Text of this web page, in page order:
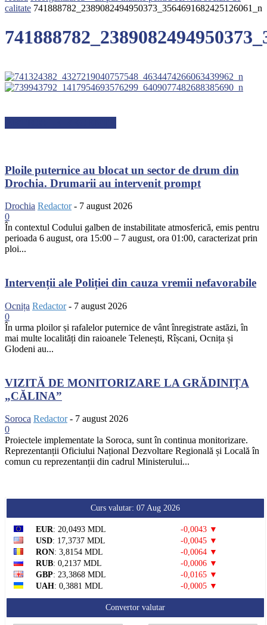
calitate 741888782_2389082494950373_3564691682425126061_n
Ploile puternice au blocat un sector de drum din
Drochia. Drumarii au intervenit prompt
Drochia Redactor - 7 august 2026
0
În contextul Codului galben de instabilitate atmosferică, emis pentru
perioada 6 august, ora 15:00 – 7 august, ora 01:00, caracterizat prin
ploi...
Intervenții ale Poliției din cauza vremii nefavorabile
Ocnița Redactor - 7 august 2026
0
În urma ploilor și rafalelor puternice de vânt înregistrate astăzi, în
mai multe localități din raioanele Telenești, Rîșcani, Ocnița și
Glodeni au...
VIZITĂ DE MONITORIZARE LA GRĂDINIȚA
„CĂLINA”
Soroca Redactor - 7 august 2026
0
Proiectele implementate la Soroca, sunt în continua monitorizare.
Reprezentanții Oficiului Național Dezvoltare Regională și Locală în
comun cu reprezentanții din cadrul Ministerului...
Curs valutar: 07 Aug 2026
EUR: 20,0493 MDL
-0,0043 ▼
USD: 17,3737 MDL
-0,0045 ▼
RON: 3,8154 MDL
-0,0064 ▼
RUB: 0,2137 MDL
-0,0006 ▼
GBP: 23,3868 MDL
-0,0165 ▼
UAH: 0,3881 MDL -0,0005 ▼
Convertor valutar